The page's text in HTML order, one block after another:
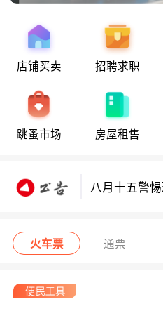
店铺买卖 招聘求职
跳蚤市场 房屋租售
八月十五警
八月十五警惕
火车票 通票